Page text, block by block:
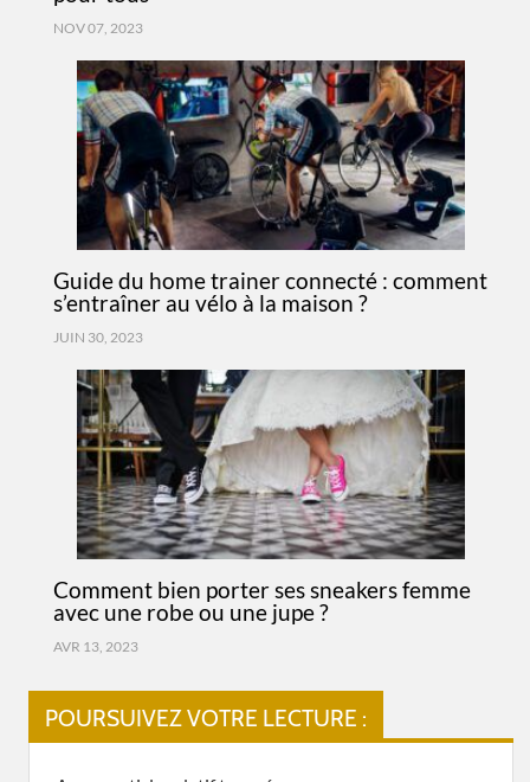
NOV 07, 2023
Guide du home trainer connecté : comment
s’entraîner au vélo à la maison ?
JUIN 30, 2023
Comment bien porter ses sneakers femme
avec une robe ou une jupe ?
AVR 13, 2023
POURSUIVEZ VOTRE LECTURE :